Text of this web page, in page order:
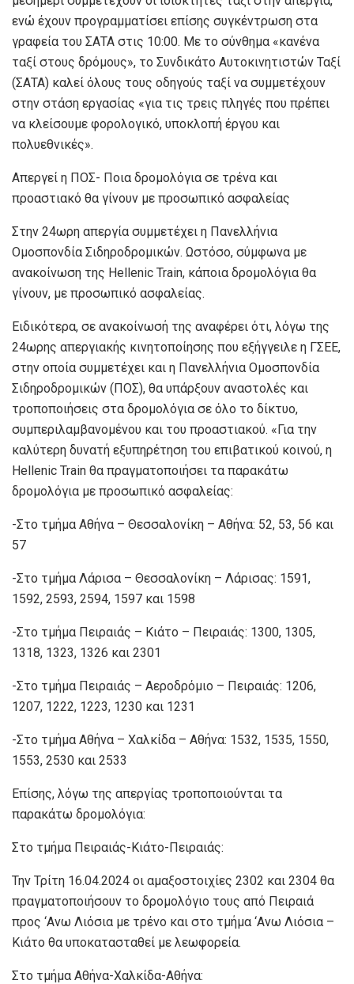
ενώ έχουν προγραμματίσει επίσης συγκέντρωση στα
γραφεία του ΣΑΤΑ στις 10:00. Με το σύνθημα «κανένα
ταξί στους δρόμους», το Συνδικάτο Αυτοκινητιστών Ταξί
(ΣΑΤΑ) καλεί όλους τους οδηγούς ταξί να συμμετέχουν
στην στάση εργασίας «για τις τρεις πληγές που πρέπει
να κλείσουμε φορολογικό, υποκλοπή έργου και
πολυεθνικές».
Απεργεί η ΠΟΣ- Ποια δρομολόγια σε τρένα και
προαστιακό θα γίνουν με προσωπικό ασφαλείας
Στην 24ωρη απεργία συμμετέχει η Πανελλήνια
Ομοσπονδία Σιδηροδρομικών. Ωστόσο, σύμφωνα με
ανακοίνωση της Hellenic Train, κάποια δρομολόγια θα
γίνουν, με προσωπικό ασφαλείας.
Ειδικότερα, σε ανακοίνωσή της αναφέρει ότι, λόγω της
24ωρης απεργιακής κινητοποίησης που εξήγγειλε η ΓΣΕΕ,
στην οποία συμμετέχει και η Πανελλήνια Ομοσπονδία
Σιδηροδρομικών (ΠΟΣ), θα υπάρξουν αναστολές και
τροποποιήσεις στα δρομολόγια σε όλο το δίκτυο,
συμπεριλαμβανομένου και του προαστιακού. «Για την
καλύτερη δυνατή εξυπηρέτηση του επιβατικού κοινού, η
Hellenic Train θα πραγματοποιήσει τα παρακάτω
δρομολόγια με προσωπικό ασφαλείας:
-Στο τμήμα Αθήνα – Θεσσαλονίκη – Αθήνα: 52, 53, 56 και
57
-Στο τμήμα Λάρισα – Θεσσαλονίκη – Λάρισας: 1591,
1592, 2593, 2594, 1597 και 1598
-Στο τμήμα Πειραιάς – Κιάτο – Πειραιάς: 1300, 1305,
1318, 1323, 1326 και 2301
-Στο τμήμα Πειραιάς – Αεροδρόμιο – Πειραιάς: 1206,
1207, 1222, 1223, 1230 και 1231
-Στο τμήμα Αθήνα – Χαλκίδα – Αθήνα: 1532, 1535, 1550,
1553, 2530 και 2533
Επίσης, λόγω της απεργίας τροποποιούνται τα
παρακάτω δρομολόγια:
Στο τμήμα Πειραιάς-Κιάτο-Πειραιάς:
Την Τρίτη 16.04.2024 οι αμαξοστοιχίες 2302 και 2304 θα
πραγματοποιήσουν το δρομολόγιο τους από Πειραιά
προς ‘Ανω Λιόσια με τρένο και στο τμήμα ‘Ανω Λιόσια –
Κιάτο θα υποκατασταθεί με λεωφορεία.
Στο τμήμα Αθήνα-Χαλκίδα-Αθήνα: